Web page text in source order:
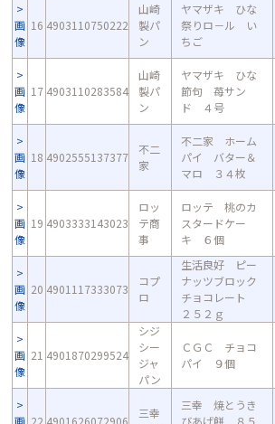
画
像
16 4903110750222
山崎
製パ
ン
ヤマザキ ひな
祭りロ－ル い
ちご
画
像
17 4903110283584
山崎
製パ
ン
ヤマザキ ひな
節句 苺サン
ド ４号
画
像
18 4902555137377
不二
家
不二家 ホーム
パイ バター＆
マロ ３４枚
画
像
19 4903333143023
ロッ
テ商
事
ロッテ 桃のカ
スタードケー
キ ６個
画
像
20 4901117333073
コプ
ロ
生活良好 ピー
ナッツブロック
チョコレート
２５２ｇ
画
像
21 4901870299524
シジ
シー
ジャ
パン
ＣＧＣ チョコ
パイ ９個
画 22 4901626072906
三幸
三幸 焼とうき
びあげ餅 ８５